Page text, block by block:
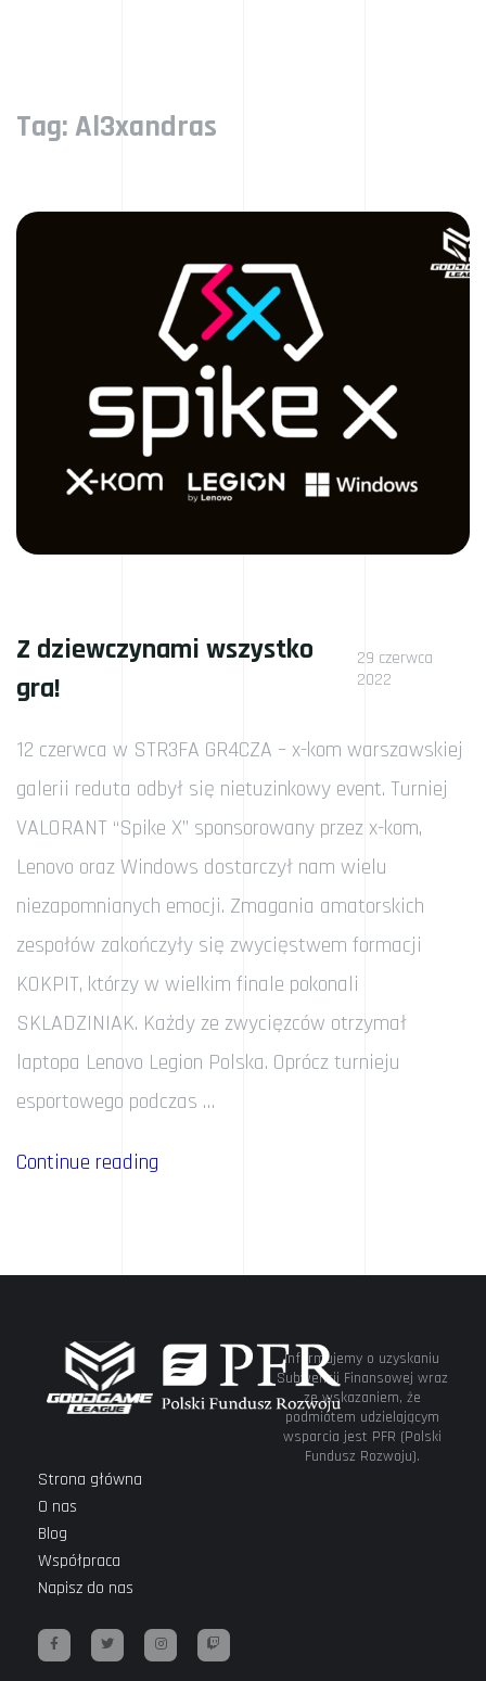
Tag:Al3xandras
Z dziewczynami wszystko
gra!
29 czerwca
2022
12 czerwca w STR3FA GR4CZA – x-kom warszawskiej
galerii reduta odbył się nietuzinkowy event. Turniej
VALORANT “Spike X” sponsorowany przez x-kom,
Lenovo oraz Windows dostarczył nam wielu
niezapomnianych emocji. Zmagania amatorskich
zespołów zakończyły się zwycięstwem formacji
KOKPIT, którzy w wielkim finale pokonali
SKLADZINIAK. Każdy ze zwycięzców otrzymał
laptopa Lenovo Legion Polska. Oprócz turnieju
esportowego podczas …
Continue reading
gra!”
Informujemy o uzyskaniu
Subwencji Finansowej wraz
ze wskazaniem, że
podmiotem udzielającym
wsparcia jest PFR (Polski
Fundusz Rozwoju).
Strona główna
O nas
Blog
Współpraca
Napisz do nas